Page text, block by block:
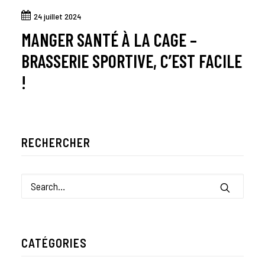
24 juillet 2024
MANGER SANTÉ À LA CAGE –
BRASSERIE SPORTIVE, C’EST FACILE
!
RECHERCHER
CATÉGORIES